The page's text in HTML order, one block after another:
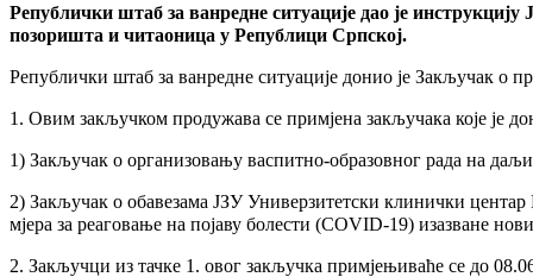
Републички штаб за ванредне ситуације дао је
позоришта и читаоница у Републици Српској.
Републички штаб за ванредне ситуације донио je Закључак o
1. Овим закључком продужава се примјена закључака које је
1) Закључак о организовању васпитно-образовног рада на
2) Закључак о обавезама ЈЗУ Универзитетски клинички
мјера за реаговање на појаву болести (COVID-19) изазване
2. Закључци из тачке 1. овог закључка примјењиваће се до